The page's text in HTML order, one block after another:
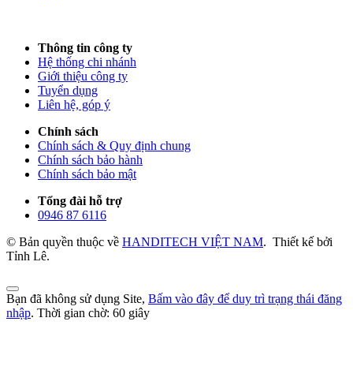
Thông tin công ty
Hệ thống chi nhánh
Giới thiệu công ty
Tuyển dụng
Liên hệ, góp ý
Chính sách
Chính sách & Quy định chung
Chính sách bảo hành
Chính sách bảo mật
Tổng đài hỗ trợ
0946 87 6116
© Bản quyền thuộc về HANDITECH VIỆT NAM. Thiết kế bởi
Tỉnh Lê.
Bạn đã không sử dụng Site, Bấm vào đây để duy trì trạng thái đăng
nhập. Thời gian chờ: 60 giây